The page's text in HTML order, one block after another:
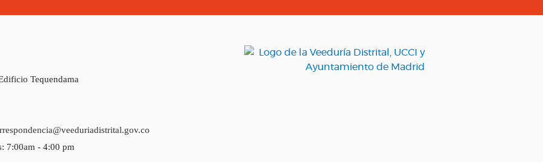
Tequendama
7:00am - 4:00 pm